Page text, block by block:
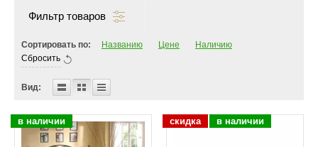
Фильтр товаров
Сортировать по: Названию Цене
Наличию
Сбросить
Вид:
в наличии скидка в наличии